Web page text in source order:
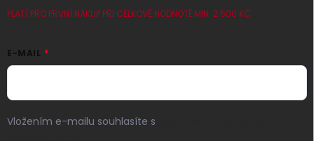
PLATÍ PRO PRVNÍ NÁKUP PŘI CELKOVÉ HODNOTĚ MIN. 2 500 KČ
E-MAIL
Vložením e-mailu souhlasíte s